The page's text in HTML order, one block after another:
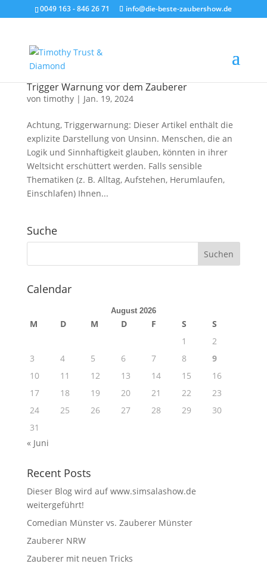
0049 163 - 846 26 71 info@die-beste-zaubershow.de
Trigger Warnung vor dem Zauberer
von timothy| Jan. 19, 2024
Achtung, Triggerwarnung: Dieser Artikel enthält die
explizite Darstellung von Unsinn. Menschen, die an
Logik und Sinnhaftigkeit glauben, könnten in ihrer
Weltsicht erschüttert werden. Falls sensible
Thematiken (z. B. Alltag, Aufstehen, Herumlaufen,
Einschlafen) Ihnen...
Suche
Calendar
August 2026
M D M D F S
S
1
2
3
4 5 6 7 8
9
10
11 12 13 14 15
16
17
18 19 20 21 22
23
24
25 26 27 28 29
30
31
« Juni
Recent Posts
Dieser Blog wird auf www.simsalashow.de
weitergeführt!
Comedian Münster vs. Zauberer Münster
Zauberer NRW
Zauberer mit neuen Tricks